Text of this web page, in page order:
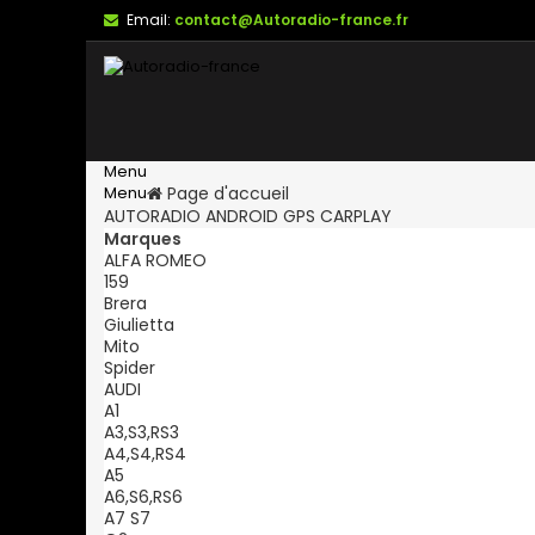
Email: contact@Autoradio-france.fr
Menu
Menu
Page d'accueil
AUTORADIO ANDROID GPS CARPLAY
Marques
ALFA ROMEO
159
Brera
Giulietta
Mito
Spider
AUDI
A1
A3,S3,RS3
A4,S4,RS4
A5
A6,S6,RS6
A7 S7